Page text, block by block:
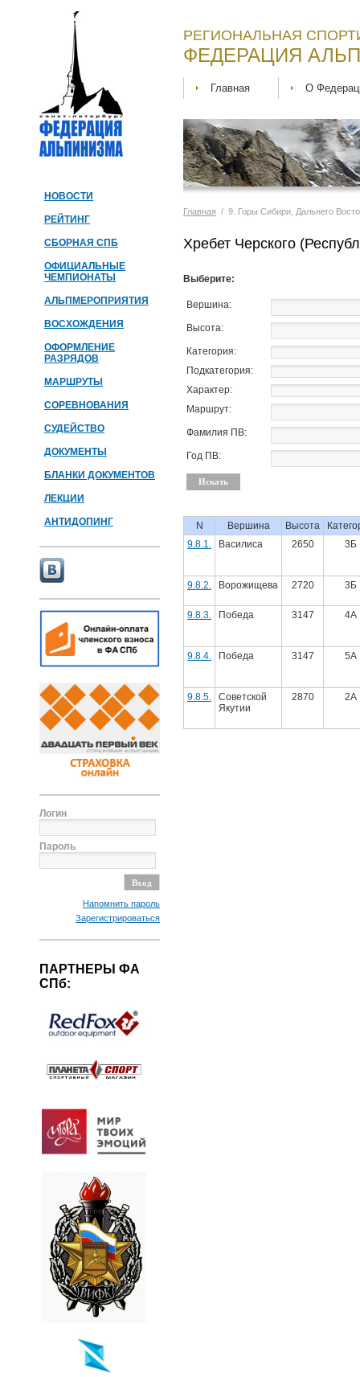
НОВОСТИ
РЕЙТИНГ
СБОРНАЯ СПБ
ОФИЦИАЛЬНЫЕ
ЧЕМПИОНАТЫ
АЛЬПМЕРОПРИЯТИЯ
ВОСХОЖДЕНИЯ
ОФОРМЛЕНИЕ
РАЗРЯДОВ
МАРШРУТЫ
СОРЕВНОВАНИЯ
СУДЕЙСТВО
ДОКУМЕНТЫ
БЛАНКИ ДОКУМЕНТОВ
ЛЕКЦИИ
АНТИДОПИНГ
Логин
Пароль
Напомнить пароль
Зарегистрироваться
ПАРТНЕРЫ ФА
СПб:
РЕГИОНАЛЬНАЯ
ФЕДЕРАЦИЯ
Главная О
Главная / 9. Горы Сибири, Дальнего
Хребет Черского
Выберите:
Вершина:
Высота:
Категория:
Подкатегория:
Характер:
Маршрут:
Фамилия ПВ:
Год ПВ:
N Вершина Высота
9.8.1.
Василиса 2650 3Б
9.8.2. Ворожищева 2720 3Б
9.8.3. Победа 3147 4А
9.8.4. Победа 3147 5А
9.8.5.
Советской
Якутии
2870 2А